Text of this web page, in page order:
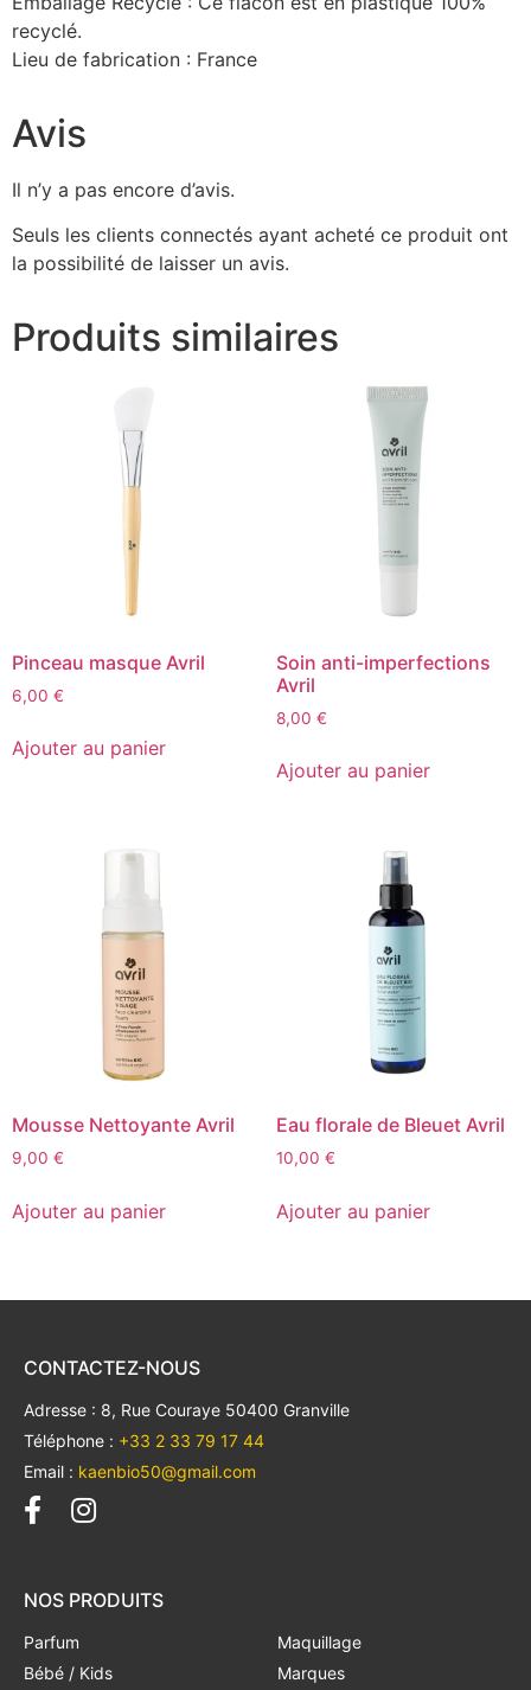
recyclé.
Lieu de fabrication : France
Avis
Il n’y a pas encore d’avis.
Seuls les clients connectés ayant acheté ce produit ont
la possibilité de laisser un avis.
Produits similaires
Pinceau masque Avril
6,00 €
Ajouter au panier
Soin anti-imperfections
Avril
8,00 €
Ajouter au panier
Mousse Nettoyante Avril
9,00 €
Ajouter au panier
Eau florale de Bleuet Avril
10,00 €
Ajouter au panier
CONTACTEZ-NOUS
Adresse : 8, Rue Couraye 50400 Granville
Téléphone : +33 2 33 79 17 44
Email : kaenbio50@gmail.com
NOS PRODUITS
Parfum
Bébé / Kids
Maquillage
Marques